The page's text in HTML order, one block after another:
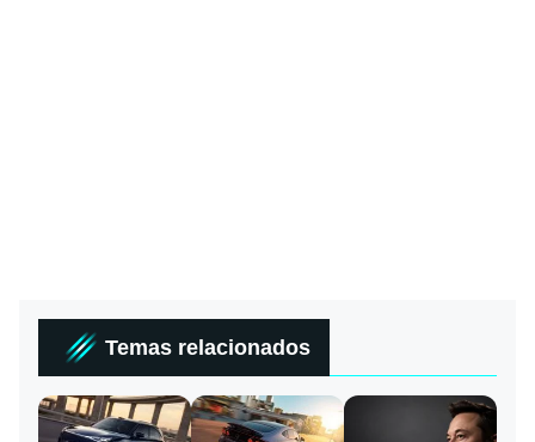
Temas relacionados